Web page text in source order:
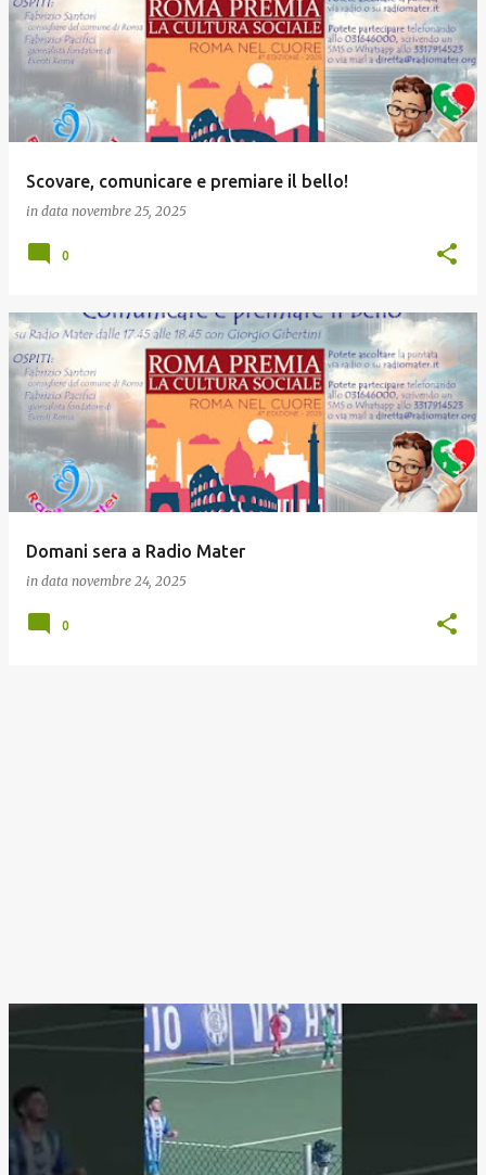
Scovare, comunicare e premiare il bello!
in data novembre 25, 2025
0
Domani sera a Radio Mater
in data novembre 24, 2025
0